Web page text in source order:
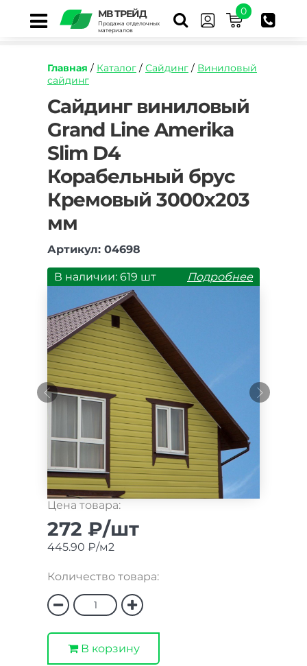
МВ ТРЕЙД
Продажа отделочных
материалов
0
Главная / Каталог / Сайдинг / Виниловый
сайдинг
https://mvtrade.ru/images/id/normal/sayding-
vinilovyy-
grand-
line-
amerika-
slim-
d4-
korabelnyy-
brus-
kremovyy.jpg
Сайдинг виниловый
Grand Line Amerika
Slim D4
Корабельный брус
Кремовый 3000х203
мм
Артикул: 04698
В наличии: 619 шт Подробнее
Цена товара:
272 ₽/шт
445.90 ₽/м2
Количество товара:
В корзину